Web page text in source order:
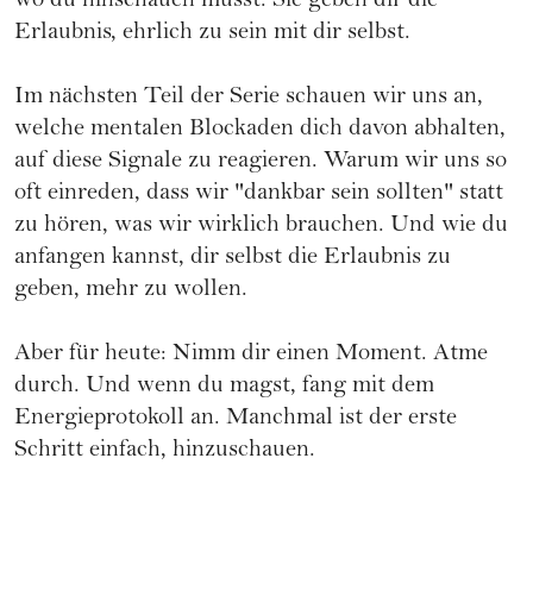
Erlaubnis, ehrlich zu sein mit dir selbst.
Im nächsten Teil der Serie schauen wir uns an,
welche mentalen Blockaden dich davon abhalten,
auf diese Signale zu reagieren. Warum wir uns so
oft einreden, dass wir "dankbar sein sollten" statt
zu hören, was wir wirklich brauchen. Und wie du
anfangen kannst, dir selbst die Erlaubnis zu
geben, mehr zu wollen.
Aber für heute: Nimm dir einen Moment. Atme
durch. Und wenn du magst, fang mit dem
Energieprotokoll an. Manchmal ist der erste
Schritt einfach, hinzuschauen.